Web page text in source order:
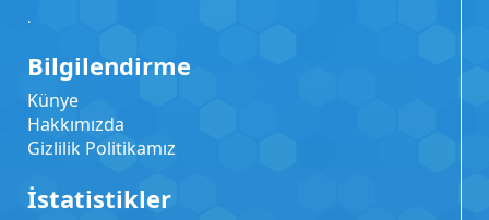
.
Bilgilendirme
Künye
Hakkımızda
Gizlilik Politikamız
İstatistikler